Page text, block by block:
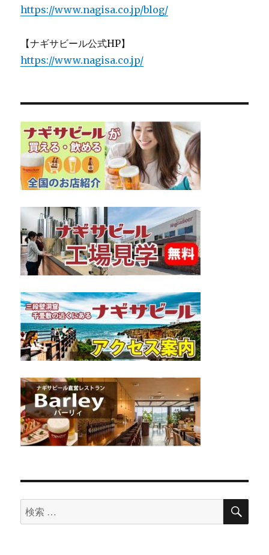
https://www.nagisa.co.jp/blog/
【ナギサビール公式HP】
https://www.nagisa.co.jp/
検
索
検